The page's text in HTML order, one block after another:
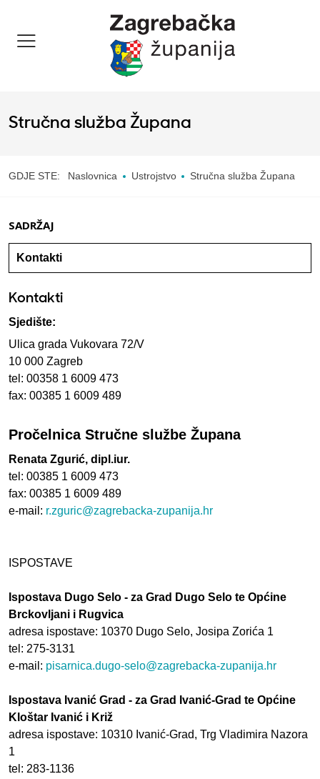
Stručna služba Župana
GDJE STE: Naslovnica Ustrojstvo Stručna služba Župana
SADRŽAJ
Kontakti
Sjedište:
Ulica grada Vukovara 72/V
10 000 Zagreb
tel: 00358 1 6009 473
fax: 00385 1 6009 489
Pročelnica Stručne službe Župana
Renata Zgurić, dipl.iur.
tel: 00385 1 6009 473
fax: 00385 1 6009 489
e-mail: r.zguric@zagrebacka-zupanija.hr
ISPOSTAVE
Ispostava Dugo Selo - za Grad Dugo Selo te Općine
Brckovljani i Rugvica
adresa ispostave: 10370 Dugo Selo, Josipa Zorića 1
tel: 275-3131
e-mail: pisarnica.dugo-selo@zagrebacka-zupanija.hr
Ispostava Ivanić Grad - za Grad Ivanić-Grad te Općine
Kloštar Ivanić i Križ
adresa ispostave: 10310 Ivanić-Grad, Trg Vladimira Nazora
1
tel: 283-1136